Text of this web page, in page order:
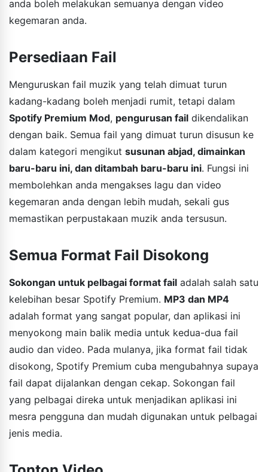
anda boleh melakukan semuanya dengan video
kegemaran anda.
Persediaan Fail
Menguruskan fail muzik yang telah dimuat turun
kadang-kadang boleh menjadi rumit, tetapi dalam
Spotify Premium Mod, pengurusan fail dikendalikan
dengan baik. Semua fail yang dimuat turun disusun ke
dalam kategori mengikut susunan abjad, dimainkan
baru-baru ini, dan ditambah baru-baru ini. Fungsi ini
membolehkan anda mengakses lagu dan video
kegemaran anda dengan lebih mudah, sekali gus
memastikan perpustakaan muzik anda tersusun.
Semua Format Fail Disokong
Sokongan untuk pelbagai format fail adalah salah satu
kelebihan besar Spotify Premium. MP3 dan MP4
adalah format yang sangat popular, dan aplikasi ini
menyokong main balik media untuk kedua-dua fail
audio dan video. Pada mulanya, jika format fail tidak
disokong, Spotify Premium cuba mengubahnya supaya
fail dapat dijalankan dengan cekap. Sokongan fail
yang pelbagai direka untuk menjadikan aplikasi ini
mesra pengguna dan mudah digunakan untuk pelbagai
jenis media.